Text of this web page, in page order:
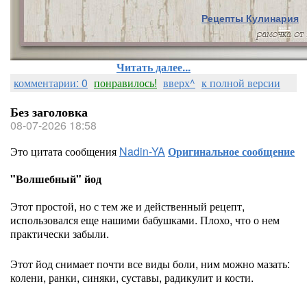
Рецепты Кулинария
Nata Vi
Читать далее...
комментарии: 0 понравилось! вверх^ к полной версии
Без заголовка
08-07-2026 18:58
Это цитата сообщения Nadin-YAОригинальное сообщение
"Волшебный" йод
Этот простой, но с тем же и действенный рецепт,
использовался еще нашими бабушками. Плохо, что о нем
практически забыли.
Этот йод снимает почти все виды боли, ним можно мазать:
колени, ранки, синяки, суставы, радикулит и кости.